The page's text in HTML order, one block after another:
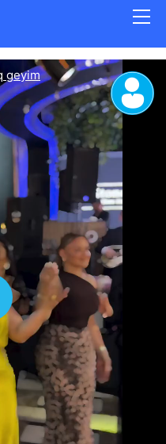
açıq-saçıq